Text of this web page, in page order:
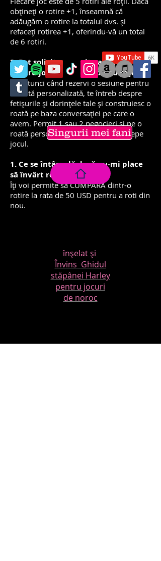
obțineți o rotire +1, înseamnă că
adăugăm o rotire la totalul dvs. și
refaceți rotirea +1, oferindu-vă un total
de 6 rotiri.
2. Pot solicita anumite articole
pentru jocul personalizat cu roți?
Da, atunci când rezervi o sesiune pentru
o roată personalizată, te întreb despre
fetișurile și dorințele tale și construiesc o
roată pe baza conversației pe care o
avem. Permit 1 sau 2 negocieri și pe o
roată personalizată înainte de a începe
jocul.
1. Ce se întâmplă dacă nu-mi place
să învârt roata?
Îți voi permite să CUMPĂRĂ dintr-o
rotire la rata de 50 USD pentru a roti din
nou.
înșelat și
Învins Ghidul
stăpânei Harley
pentru jocuri
de noroc
Singurii mei fani